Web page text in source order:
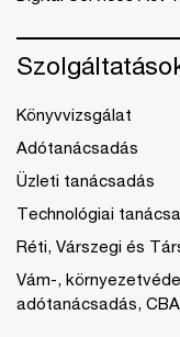
Könyvvizsgálat
Adótanácsadás
Üzleti tanácsadás
Technológiai
Réti, Várszegi és
Vám-,
adótanácsadás,